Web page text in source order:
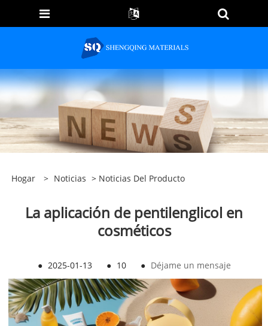
Hogar > Noticias > Noticias Del Producto
La aplicación de pentilenglicol en
cosméticos
● 2025-01-13 ● 10 ● Déjame un mensaje